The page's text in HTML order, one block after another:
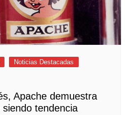
Noticias Destacadas
Apache demuestra
tendencia